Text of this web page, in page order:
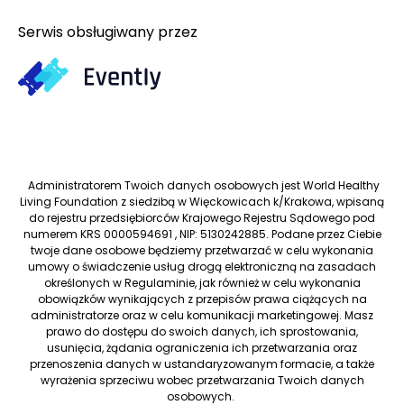
Serwis obsługiwany przez
Administratorem Twoich danych osobowych jest World Healthy
Living Foundation z siedzibą w Więckowicach k/Krakowa, wpisaną
do rejestru przedsiębiorców Krajowego Rejestru Sądowego pod
numerem KRS 0000594691 , NIP: 5130242885. Podane przez Ciebie
twoje dane osobowe będziemy przetwarzać w celu wykonania
umowy o świadczenie usług drogą elektroniczną na zasadach
określonych w Regulaminie, jak również w celu wykonania
obowiązków wynikających z przepisów prawa ciążących na
administratorze oraz w celu komunikacji marketingowej. Masz
prawo do dostępu do swoich danych, ich sprostowania,
usunięcia, żądania ograniczenia ich przetwarzania oraz
przenoszenia danych w ustandaryzowanym formacie, a także
wyrażenia sprzeciwu wobec przetwarzania Twoich danych
osobowych.